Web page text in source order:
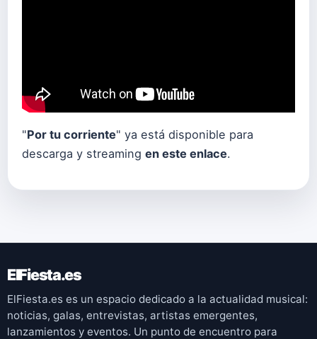
"Por tu corriente" ya está disponible para
descarga y streaming en este enlace.
ElFiesta.es
ElFiesta.es es un espacio dedicado a la actualidad musical:
noticias, galas, entrevistas, artistas emergentes,
lanzamientos y eventos. Un punto de encuentro para